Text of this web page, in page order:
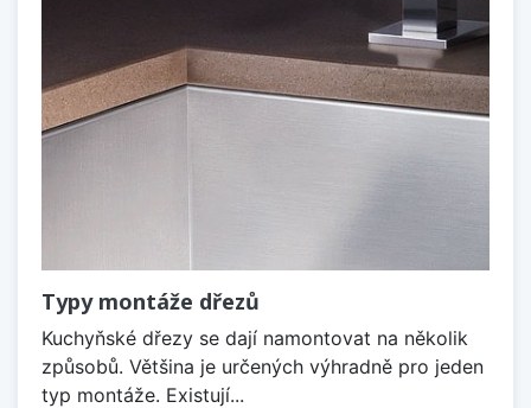
Typy montáže dřezů
Kuchyňské dřezy se dají namontovat na několik
způsobů. Většina je určených výhradně pro jeden
typ montáže. Existují...